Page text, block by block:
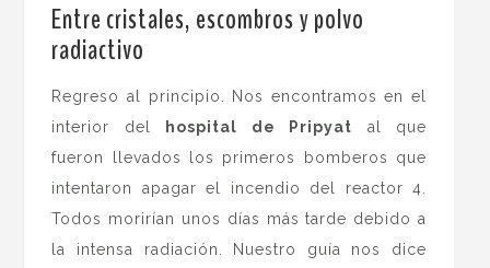
Entre cristales, escombros y polvo
radiactivo
Regreso al principio. Nos encontramos en el
interior del
hospital de Pripyat al que
fueron llevados los primeros bomberos que
intentaron apagar el incendio del reactor 4.
Todos morirían unos días más tarde debido a
la intensa radiación. Nuestro guía nos dice